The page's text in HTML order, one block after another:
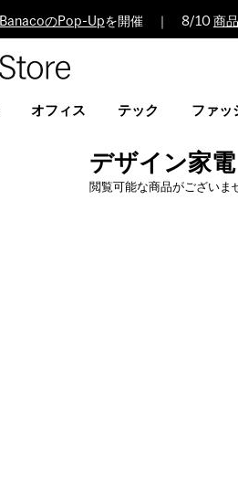
BanacoのPop-Upを開催 ｜ 8/10 商
Design
オフィス テック ファッ
デザイン家電
閲覧可能な商品がございま